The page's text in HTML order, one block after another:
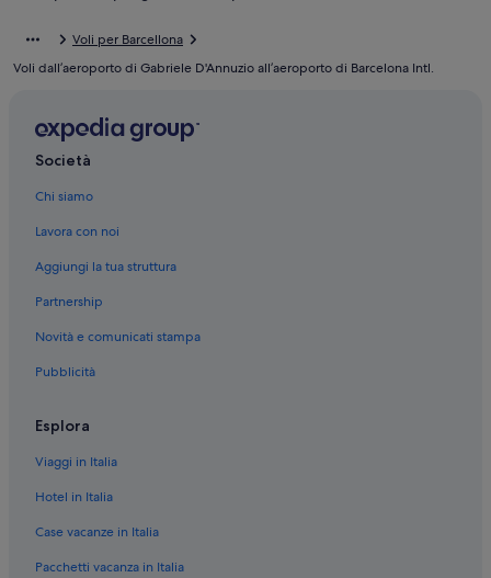
El Prat de Llobregat: hotel Madanis
El Prat de Llobregat: hotel a 3 stelle
El Prat de Llobregat: hotel a 5 stelle
Voli per Barcellona
Voli dall’aeroporto di Gabriele D'Annuzio all’aeroporto di Barcelona Intl.
Società
Chi siamo
Lavora con noi
Aggiungi la tua struttura
Partnership
Novità e comunicati stampa
Pubblicità
Esplora
Viaggi in Italia
Hotel in Italia
Case vacanze in Italia
Pacchetti vacanza in Italia